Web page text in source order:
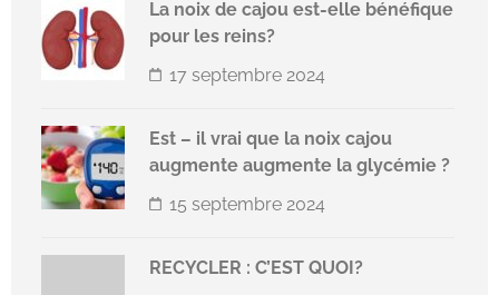
La noix de cajou est-elle bénéfique
pour les reins?
17 septembre 2024
Est – il vrai que la noix cajou
augmente augmente la glycémie ?
15 septembre 2024
RECYCLER : C’EST QUOI?